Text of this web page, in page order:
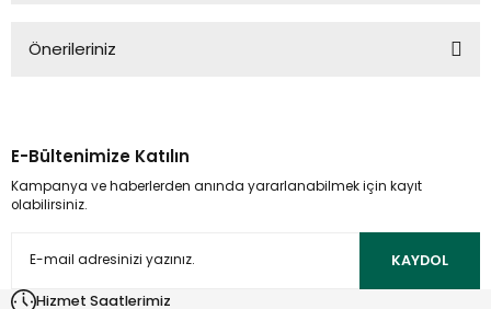
Önerileriniz
kullanarak tarafımıza iletebilirsiniz.
Görüş ve önerileriniz için teşekkür ederiz.
Ürün açıklamasında eksik bilgiler bulunuyor.
E-Bültenimize Katılın
Kampanya ve haberlerden anında yararlanabilmek için kayıt
olabilirsiniz.
KAYDOL
Hizmet Saatlerimiz